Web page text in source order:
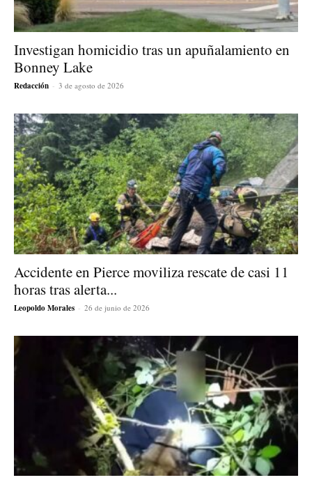
Investigan homicidio tras un apuñalamiento en
Bonney Lake
Redacción - 3 de agosto de 2026
Accidente en Pierce moviliza rescate de casi 11
horas tras alerta...
Leopoldo Morales - 26 de junio de 2026